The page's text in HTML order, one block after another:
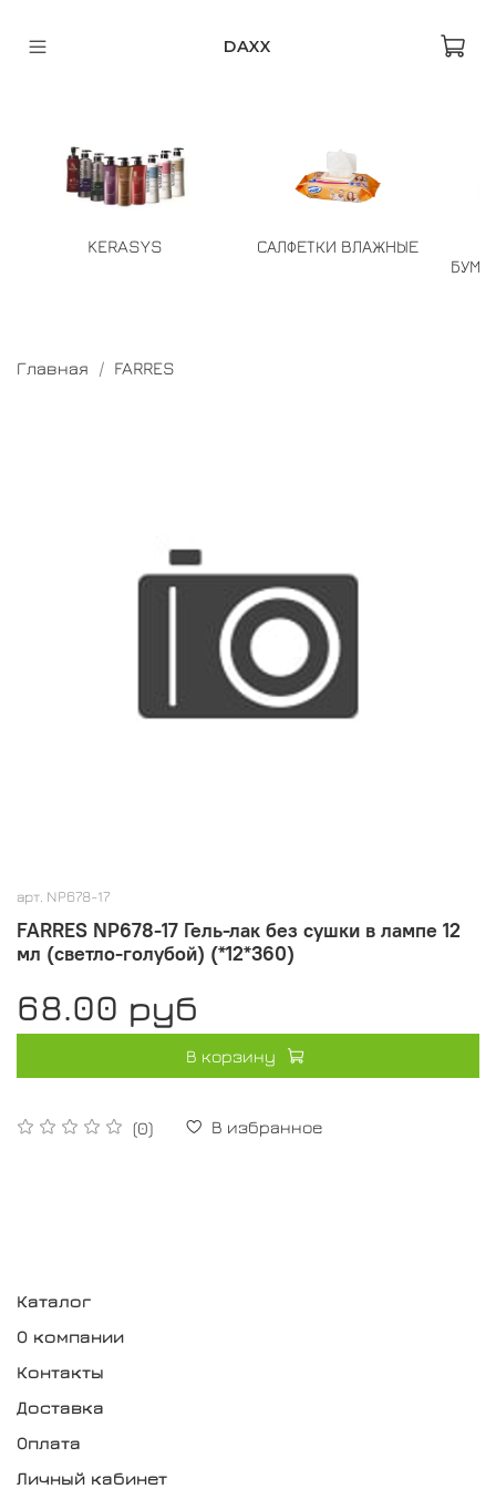
DAXX
KERASYS
САЛФЕТКИ ВЛАЖНЫЕ
Главная FARRES
арт. NP678-17
FARRES NP678-17 Гель-лак без сушки в лампе 12
мл (светло-голубой) (*12*360)
(0) В избранное
68.00 руб
В корзину
Каталог
О компании
Контакты
Доставка
Оплата
Личный кабинет